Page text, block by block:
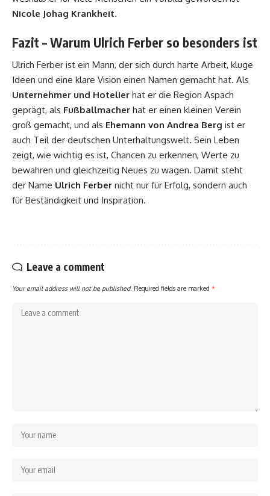
Nicole Johag Krankheit.
Fazit – Warum Ulrich Ferber so besonders ist
Ulrich Ferber ist ein Mann, der sich durch harte Arbeit, kluge
Ideen und eine klare Vision einen Namen gemacht hat. Als
Unternehmer und Hotelier hat er die Region Aspach
geprägt, als Fußballmacher hat er einen kleinen Verein
groß gemacht, und als Ehemann von Andrea Berg ist er
auch Teil der deutschen Unterhaltungswelt. Sein Leben
zeigt, wie wichtig es ist, Chancen zu erkennen, Werte zu
bewahren und gleichzeitig Neues zu wagen. Damit steht
der Name Ulrich Ferber nicht nur für Erfolg, sondern auch
für Beständigkeit und Inspiration.
Leave a comment
Your email address will not be published. Required fields are marked *